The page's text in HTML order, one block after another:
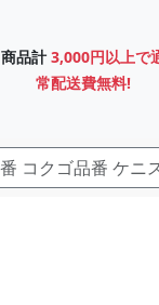
商品計 3,000円以上で
常配送費無料!